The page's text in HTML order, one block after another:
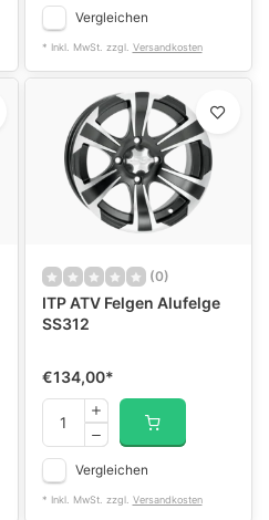
Vergleichen
* Inkl. MwSt. zzgl. Versandkosten
(0)
ITP ATV Felgen Alufelge
SS312
€134,00*
Vergleichen
* Inkl. MwSt. zzgl. Versandkosten